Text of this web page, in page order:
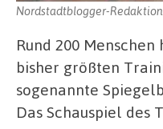
Nordstadtblogger-
Rund 200
bisher größten
sogenannte
Das Schauspiel des